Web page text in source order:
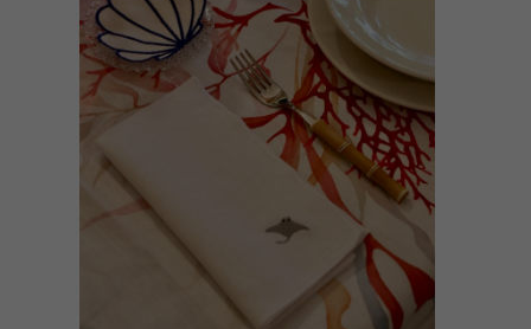
AÑADIR AL CARRITO